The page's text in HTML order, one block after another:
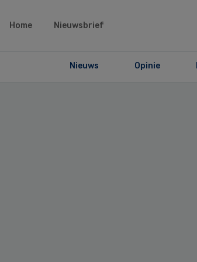
Home Nieuwsbrief
Nieuws Opinie